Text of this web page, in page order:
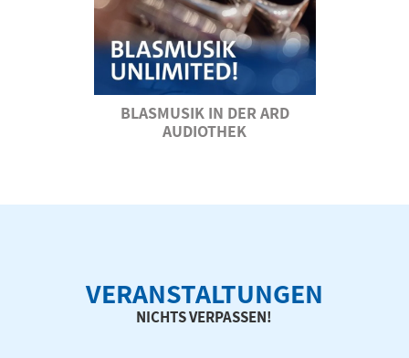
BLASMUSIK IN DER ARD
AUDIOTHEK
VERANSTALTUNGEN
NICHTS VERPASSEN!